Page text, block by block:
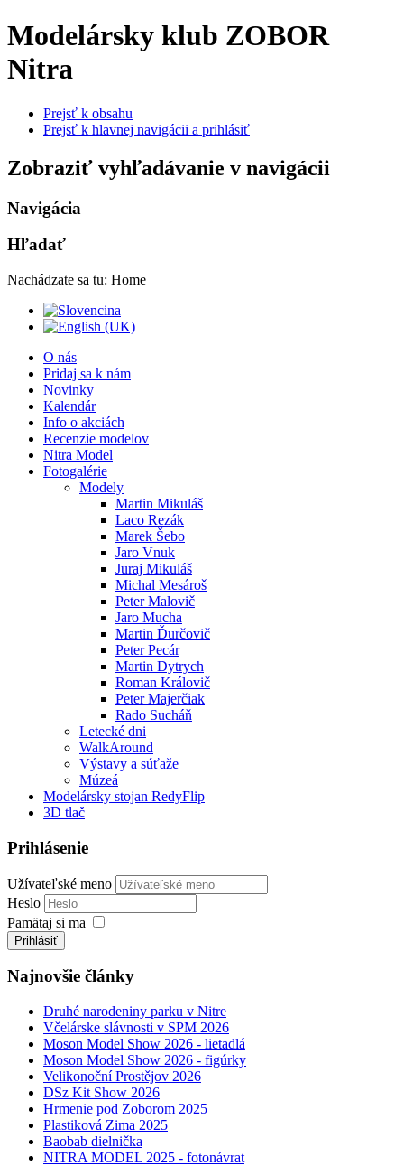
Modelársky klub ZOBOR
Nitra
Prejsť k obsahu
Prejsť k hlavnej navigácii a prihlásiť
Zobraziť vyhľadávanie v navigácii
Navigácia
Hľadať
Nachádzate sa tu: Home
O nás
Pridaj sa k nám
Novinky
Kalendár
Info o akciách
Recenzie modelov
Nitra Model
Fotogalérie
Modely
Martin Mikuláš
Laco Rezák
Marek Šebo
Jaro Vnuk
Juraj Mikuláš
Michal Mesároš
Peter Malovič
Jaro Mucha
Martin Ďurčovič
Peter Pecár
Martin Dytrych
Roman Královič
Peter Majerčiak
Rado Sucháň
Letecké dni
WalkAround
Výstavy a súťaže
Múzeá
Modelársky stojan RedyFlip
3D tlač
Prihlásenie
Užívateľské meno
Heslo
Pamätaj si ma
Prihlásiť
Najnovšie články
Druhé narodeniny parku v Nitre
Včelárske slávnosti v SPM 2026
Moson Model Show 2026 - lietadlá
Moson Model Show 2026 - figúrky
Velikonoční Prostějov 2026
DSz Kit Show 2026
Hrmenie pod Zoborom 2025
Plastiková Zima 2025
Baobab dielnička
NITRA MODEL 2025 - fotonávrat